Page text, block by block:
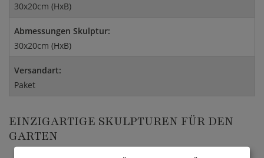
30x20cm (HxB)
Abmessungen Skulptur:
30x20cm (HxB)
Versandart:
Paket
EINZIGARTIGE SKULPTUREN FÜR DEN
GARTEN